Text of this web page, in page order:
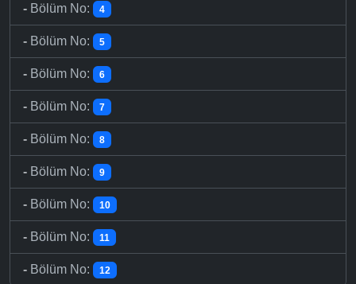
- Bölüm No: 4
- Bölüm No: 5
- Bölüm No: 6
- Bölüm No: 7
- Bölüm No: 8
- Bölüm No: 9
- Bölüm No: 10
- Bölüm No: 11
- Bölüm No: 12